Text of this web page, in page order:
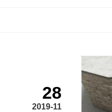
28
2019-11